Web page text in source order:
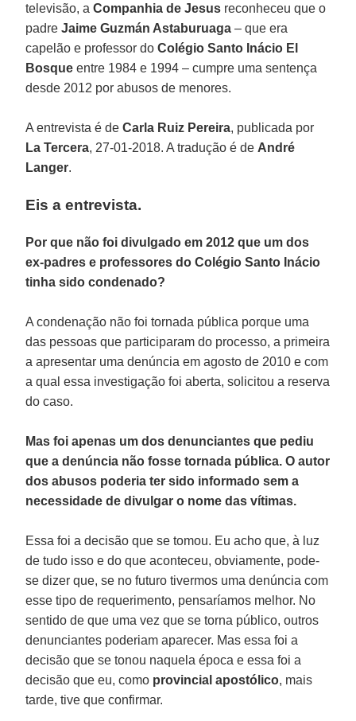
televisão, aCompanhia de Jesus reconheceu que o
padreJaime Guzmán Astaburuaga – que era
capelão e professor doColégio Santo Inácio El
Bosque entre 1984 e 1994 – cumpre uma sentença
desde 2012 por abusos de menores.
A entrevista é deCarla Ruiz Pereira, publicada por
La Tercera, 27-01-2018. A tradução é de André
Langer.
Eis a entrevista.
Por que não foi divulgado em 2012 que um dos
ex-padres e professores do Colégio Santo Inácio
tinha sido condenado?
A condenação não foi tornada pública porque uma
das pessoas que participaram do processo, a primeira
a apresentar uma denúncia em agosto de 2010 e com
a qual essa investigação foi aberta, solicitou a reserva
do caso.
Mas foi apenas um dos denunciantes que pediu
que a denúncia não fosse tornada pública. O autor
dos abusos poderia ter sido informado sem a
necessidade de divulgar o nome das vítimas.
Essa foi a decisão que se tomou. Eu acho que, à luz
de tudo isso e do que aconteceu, obviamente, pode-
se dizer que, se no futuro tivermos uma denúncia com
esse tipo de requerimento, pensaríamos melhor. No
sentido de que uma vez que se torna público, outros
denunciantes poderiam aparecer. Mas essa foi a
decisão que se tonou naquela época e essa foi a
decisão que eu, como provincial apostólico, mais
tarde, tive que confirmar.